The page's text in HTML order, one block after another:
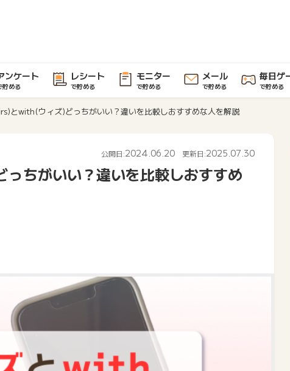
ンケート
貯める
レシート
で貯める
モニター
で貯める
メール
で貯める
毎日ゲ
で貯める
とwith(ウィズ)どっちがいい？違いを比較しおすすめな人を解説
公開日:2024.06.20 更新日:2025.07.30
ちがいい？違いを比較しおすすめ